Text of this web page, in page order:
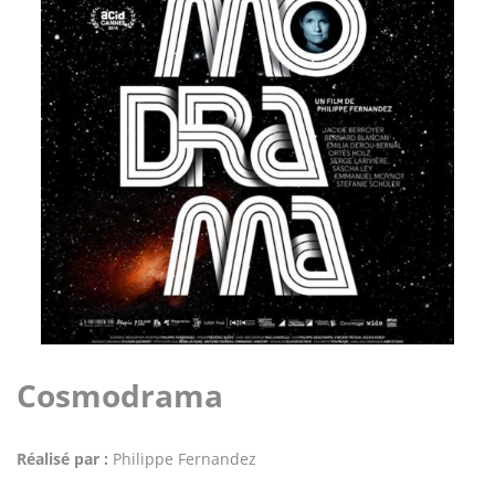
Cosmodrama
Réalisé par : Philippe Fernandez